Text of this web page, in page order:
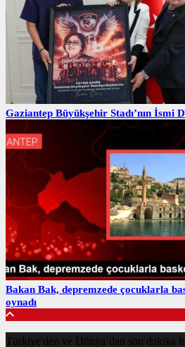
Gaziantep Büyükşehir Stadı’nın İsmi
Bakan Bak, depremzede çocuklarla
oynadı
Türkiye'den ve Dünya’dan son dakika